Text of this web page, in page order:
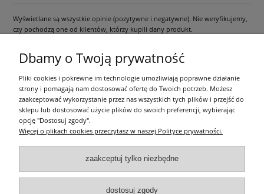
Wyświetlane są wszystkie opinie (pozytywne i negatywne). Nie weryfikujemy,
czy pochodzą one od klientów, którzy kupili dany produkt.
Pomoc
Moje konto
Płatności i dostawa
Informacje
Dbamy o Twoją prywatność
Pliki cookies i pokrewne im technologie umożliwiają poprawne działanie
strony i pomagają nam dostosować ofertę do Twoich potrzeb. Możesz
zaakceptować wykorzystanie przez nas wszystkich tych plików i przejść do
sklepu lub dostosować użycie plików do swoich preferencji, wybierając
opcję "Dostosuj zgody".
Więcej o plikach cookies przeczytasz w naszej Polityce prywatności.
zaakceptuj tylko niezbędne
dostosuj zgody